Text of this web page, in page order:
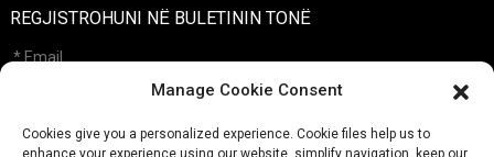
REGJISTROHUNI NË BULETININ TONË
Dorëzoj
Manage Cookie Consent
Cookies give you a personalized experience. Cookie files help us to
enhance your experience using our website, simplify navigation, keep our